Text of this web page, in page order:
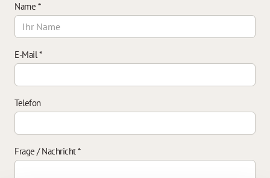
Name *
E-Mail*
Telefon
Frage / Nachricht*